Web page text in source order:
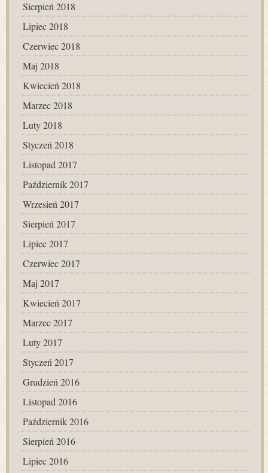
Sierpień 2018
Lipiec 2018
Czerwiec 2018
Maj 2018
Kwiecień 2018
Marzec 2018
Luty 2018
Styczeń 2018
Listopad 2017
Październik 2017
Wrzesień 2017
Sierpień 2017
Lipiec 2017
Czerwiec 2017
Maj 2017
Kwiecień 2017
Marzec 2017
Luty 2017
Styczeń 2017
Grudzień 2016
Listopad 2016
Październik 2016
Sierpień 2016
Lipiec 2016